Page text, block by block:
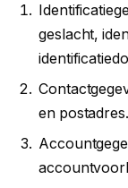
geslacht,
en postadres.